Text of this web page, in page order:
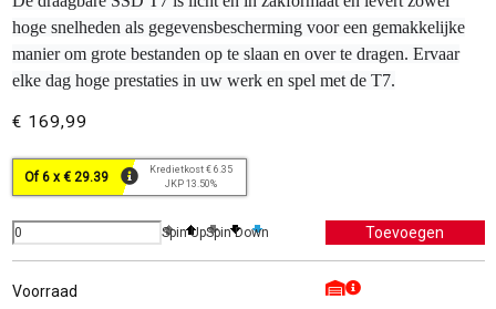
hoge snelheden als gegevensbescherming voor een gemakkelijke
manier om grote bestanden op te slaan en over te dragen. Ervaar
elke dag hoge prestaties in uw werk en spel met de T7.
€ 169,99
Of 6 x € 29.39
Kredietkost € 6.35
JKP 13.50%
Spin UpSpin Down
Voorraad